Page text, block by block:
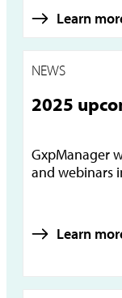
Learn
NEWS
2025
GxpManager
and webinars
Learn